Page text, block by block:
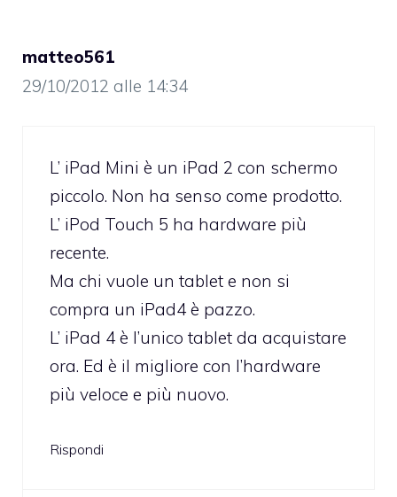
matteo561
29/10/2012 alle 14:34
L’ iPad Mini è un iPad 2 con schermo
piccolo. Non ha senso come prodotto.
L’ iPod Touch 5 ha hardware più
recente.
Ma chi vuole un tablet e non si
compra un iPad4 è pazzo.
L’ iPad 4 è l’unico tablet da acquistare
ora. Ed è il migliore con l’hardware
più veloce e più nuovo.
Rispondi